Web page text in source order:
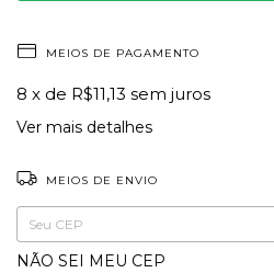
MEIOS DE PAGAMENTO
8 x de R$11,13 sem juros
Ver mais detalhes
MEIOS DE ENVIO
Entregas para o CEP:
NÃO SEI MEU CEP